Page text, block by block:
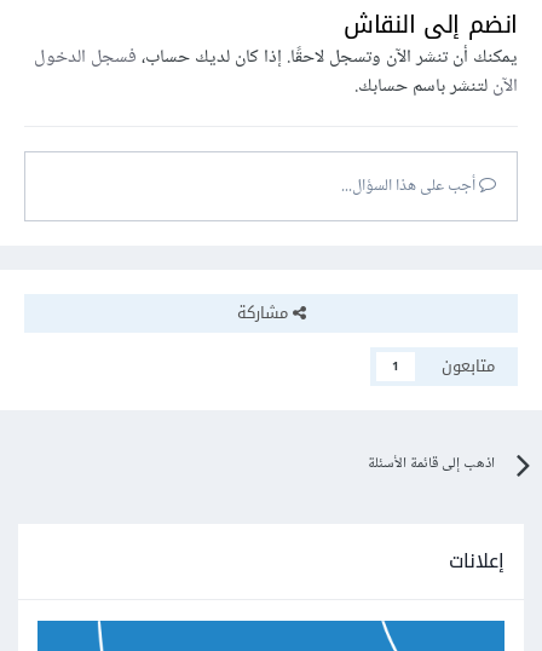
انضم إلى النقاش
يمكنك أن تنشر الآن وتسجل لاحقًا. إذا كان لديك حساب،فسجل الدخول
الآنلتنشر باسم حسابك.
أجب على هذا السؤال...
مشاركة
متابعون
1
اذهب إلى قائمة الأسئلة
إعلانات